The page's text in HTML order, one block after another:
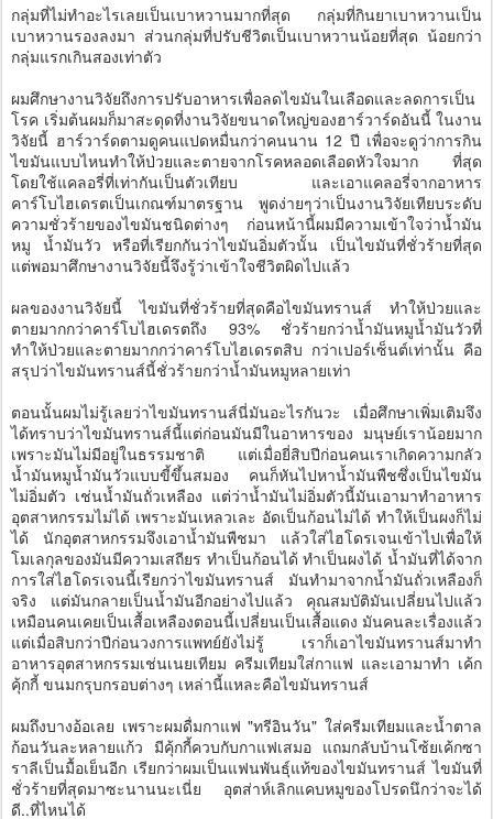
กลุ่มที่ไม่ทำอะไรเลยเป็นเบาหวานมากที่สุด กลุ่มที่กินยาเบาหวานเป็น
เบาหวานรองลงมา ส่วนกลุ่มที่ปรับชีวิตเป็นเบาหวานน้อยที่สุด น้อยกว่า
กลุ่มแรกเกินสองเท่าตัว
ผมศึกษางานวิจัยถึงการปรับอาหารเพื่อลดไขมันในเลือดและลดการเป็น
โรค เริ่มต้นผมก็มาสะดุดที่งานวิจัยขนาดใหญ่ของฮาร์วาร์ดอันนี้ ในงาน
วิจัยนี้ ฮาร์วาร์ดตามดูคนแปดหมื่นกว่าคนนาน 12 ปี เพื่อจะดูว่าการกิน
ไขมันแบบไหนทำให้ป่วยและตายจากโรคหลอดเลือดหัวใจมาก ที่สุด
โดยใช้แคลอรี่ที่เท่ากันเป็นตัวเทียบ และเอาแคลอรี่จากอาหาร
คาร์โบไฮเดรตเป็นเกณฑ์มาตรฐาน พูดง่ายๆว่าเป็นงานวิจัยเทียบระดับ
ความชั่วร้ายของไขมันชนิดต่างๆ ก่อนหน้านี้ผมมีความเข้าใจว่าน้ำมัน
หมู น้ำมันวัว หรือที่เรียกกันว่าไขมันอิ่มตัวนั้น เป็นไขมันที่ชั่วร้ายที่สุด
แต่พอมาศึกษางานวิจัยนี้จึงรู้ว่าเข้าใจชีวิตผิดไปแล้ว
ผลของงานวิจัยนี้ ไขมันที่ชั่วร้ายที่สุดคือไขมันทรานส์ ทำให้ป่วยและ
ตายมากกว่าคาร์โบไฮเดรตถึง 93% ชั่วร้ายกว่าน้ำมันหมูน้ำมันวัวที่
ทำให้ป่วยและตายมากกว่าคาร์โบไฮเดรตสิบ กว่าเปอร์เซ็นต์เท่านั้น คือ
สรุปว่าไขมันทรานส์นี้ชั่วร้ายกว่าน้ำมันหมูหลายเท่า
ตอนนั้นผมไม่รู้เลยว่าไขมันทรานส์นี่มันอะไรกันวะ เมื่อศึกษาเพิ่มเติมจึง
ได้ทราบว่าไขมันทรานส์นี้แต่ก่อนมันมีในอาหารของ มนุษย์เราน้อยมาก
เพราะมันไม่มีอยู่ในธรรมชาติ แต่เมื่อยี่สิบปีก่อนคนเราเกิดความกลัว
น้ำมันหมูน้ำมันวัวแบบขี้ขึ้นสมอง คนก็หันไปหาน้ำมันพืชซึ่งเป็นไขมัน
ไม่อิ่มตัว เช่นน้ำมันถั่วเหลือง แต่ว่าน้ำมันไม่อิ่มตัวนี้มันเอามาทำอาหาร
อุตสาหกรรมไม่ได้ เพราะมันเหลวเละ อัดเป็นก้อนไม่ได้ ทำให้เป็นผงก็ไม่
ได้ นักอุตสาหกรรมจึงเอาน้ำมันพืชมา แล้วใส่ไฮโดรเจนเข้าไปเพื่อให้
โมเลกุลของมันมีความเสถียร ทำเป็นก้อนได้ ทำเป็นผงได้ น้ำมันที่ได้จาก
การใส่ไฮโดรเจนนี้เรียกว่าไขมันทรานส์ มันทำมาจากน้ำมันถั่วเหลืองก็
จริง แต่มันกลายเป็นน้ำมันอีกอย่างไปแล้ว คุณสมบัติมันเปลี่ยนไปแล้ว
เหมือนคนเคยเป็นเสื้อเหลืองตอนนี้เปลี่ยนเป็นเสื้อแดง มันคนละเรื่องแล้ว
แต่เมื่อสิบกว่าปีก่อนวงการแพทย์ยังไม่รู้ เราก็เอาไขมันทรานส์มาทำ
อาหารอุตสาหกรรมเช่นเนยเทียม ครีมเทียมใส่กาแฟ และเอามาทำ เค้ก
คุ้กกี้ ขนมกรุบกรอบต่างๆ เหล่านี้แหละคือไขมันทรานส์
ผมถึงบางอ้อเลย เพราะผมดื่มกาแฟ "ทรีอินวัน" ใส่ครีมเทียมและน้ำตาล
ก้อนวันละหลายแก้ว มีคุ้กกี้ควบกับกาแฟเสมอ แถมกลับบ้านโซ้ยเค้กซา
ราลีเป็นมื้อเย็นอีก เรียกว่าผมเป็นแฟนพันธุ์แท้ของไขมันทรานส์ ไขมันที่
ชั่วร้ายที่สุดมาซะนานนะเนี่ย อุตส่าห์เลิกแคบหมูของโปรดนึกว่าจะได้
ดี..ที่ไหนได้